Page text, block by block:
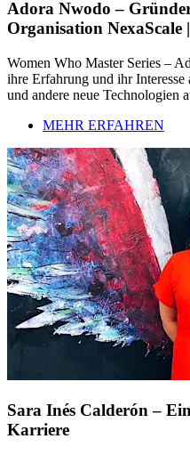
Adora Nwodo –
Organisation
Women Who Master Series –
ihre Erfahrung und ihr Interesse
und andere neue Technologien
MEHR ERFAHREN
Sara Inés Calderón –
Karriere